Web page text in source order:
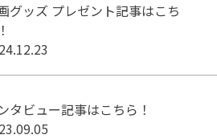
グッズ プレゼント記事はこち
タビュー記事はこちら！